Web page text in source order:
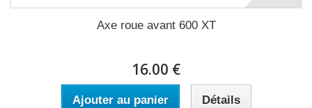
Axe roue avant 600 XT
16.00 €
Ajouter au panier Détails